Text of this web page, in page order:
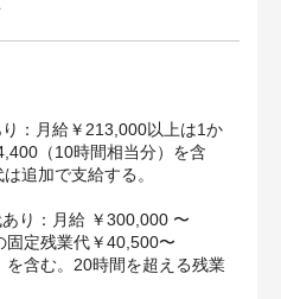
：月給￥213,000以上は1か
（10時間相当分）を含
追加で支給する。
り：月給 ￥300,000 〜
固定残業代￥40,500〜
を含む。20時間を超える残業